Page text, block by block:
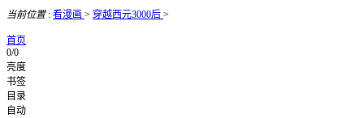
当前位置: 看漫画 > 穿越西元3000后 >
首页
0/0
亮度
书签
目录
自动